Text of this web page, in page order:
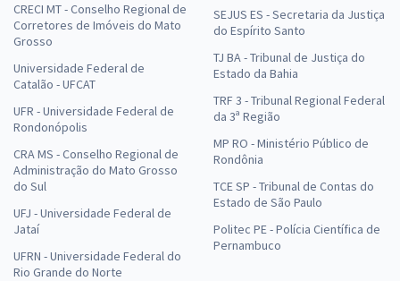
CRECI MT - Conselho Regional de
Corretores de Imóveis do Mato
Grosso
Universidade Federal de
Catalão - UFCAT
UFR - Universidade Federal de
Rondonópolis
CRA MS - Conselho Regional de
Administração do Mato Grosso
do Sul
UFJ - Universidade Federal de
Jataí
UFRN - Universidade Federal do
Rio Grande do Norte
SEJUS ES - Secretaria da Justiça
do Espírito Santo
TJ BA - Tribunal de Justiça do
Estado da Bahia
TRF 3 - Tribunal Regional Federal
da 3ª Região
MP RO - Ministério Público de
Rondônia
TCE SP - Tribunal de Contas do
Estado de São Paulo
Politec PE - Polícia Científica de
Pernambuco